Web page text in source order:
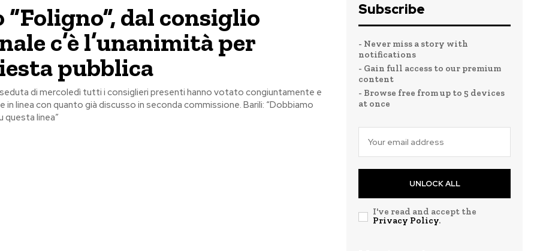
“Foligno”, dal consiglio
c’è l’unanimità per
pubblica
di mercoledì tutti i consiglieri presenti hanno votato congiuntamente e
linea con quanto già discusso in seconda commissione. Barili: “Dobbiamo
questa linea”
Subscribe
- Never miss a story with
notifications
- Gain full access to our premium
content
- Browse free from up to 5 devices
at once
UNLOCK ALL
I've read and accept the
Privacy Policy.